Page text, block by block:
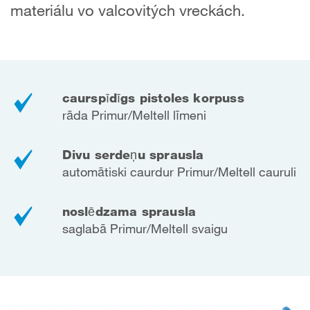
materiálu vo valcovitých vreckách.
caurspīdīgs pistoles korpuss
rāda Primur/Meltell līmeni
Divu serdeņu sprausla
automātiski caurdur Primur/Meltell cauruli
noslēdzama sprausla
saglabā Primur/Meltell svaigu